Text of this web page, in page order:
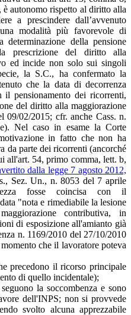
autonomo rispetto al diritto alla
a prescindere dall’avvenuto
modalità più favorevole di
della pensione
prescrizione del diritto alla
ed incide non solo sui singoli
la S.C., ha confermato la
che la data di decorrenza
il pensionamento dei ricorrenti,
del diritto alla maggiorazione
09/02/2015; cfr. anche Cass. n.
Nel caso in esame la Corte
in fatto che non ha
da parte dei ricorrenti (ancorché
all'art. 54, primo comma, lett. b,
dalla legge 7 agosto 2012,
Sez. Un., n. 8053 del 7 aprile
fosse coincisa con il
"nota e rimediabile la lesione
contributiva, in
di esposizione all'amianto già
n. 1169/2010 del 27/10/2010
che il lavoratore poteva
precedono il ricorso principale
di quello incidentale);
la soccombenza e sono
dell'INPS; non si provvede
svolto alcuna apprezzabile